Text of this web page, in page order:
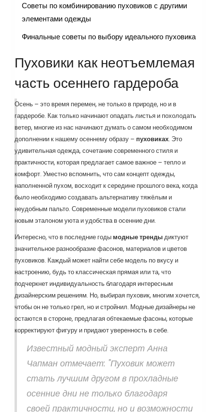
Советы по комбинированию пуховиков с другими
элементами одежды
Финальные советы по выбору идеального пуховика
Пуховики как неотъемлемая
часть осеннего гардероба
Осень – это время перемен, не только в природе, но и в
гардеробе. Как только начинают опадать листья и похолодать
ветер, многие из нас начинают думать о самом необходимом
дополнении к нашему осеннему образу – пуховиках. Это
удивительная одежда, сочетание современного стиля и
практичности, которая предлагает самое важное – тепло и
комфорт. Уместно вспомнить, что сам концепт одежды,
наполненной пухом, восходит к середине прошлого века, когда
было необходимо создавать альтернативу тяжёлым и
неудобным пальто. Современные модели пуховиков стали
новым эталоном уюта и удобства в осенние дни.
Интересно, что в последние годы модные трендыдиктуют
значительное разнообразие фасонов, материалов и цветов
пуховиков. Каждый может найти себе модель по вкусу и
настроению, будь то классическая прямая или та, что
подчеркнет индивидуальность благодаря интересным
дизайнерским решениям. Но, выбирая пуховик, многим хочется,
чтобы он не только грел, но и стройнил. Модные дизайнеры не
остаются в стороне, предлагая обтекаемые фасоны, которые
корректируют фигуру и придают уверенность в себе.
Известный модный эксперт Анна
Чапман отмечает: "Пуховик может
стать лучшим другом в прохладные
осенние дни не только благодаря
своей практичности, но и возможности